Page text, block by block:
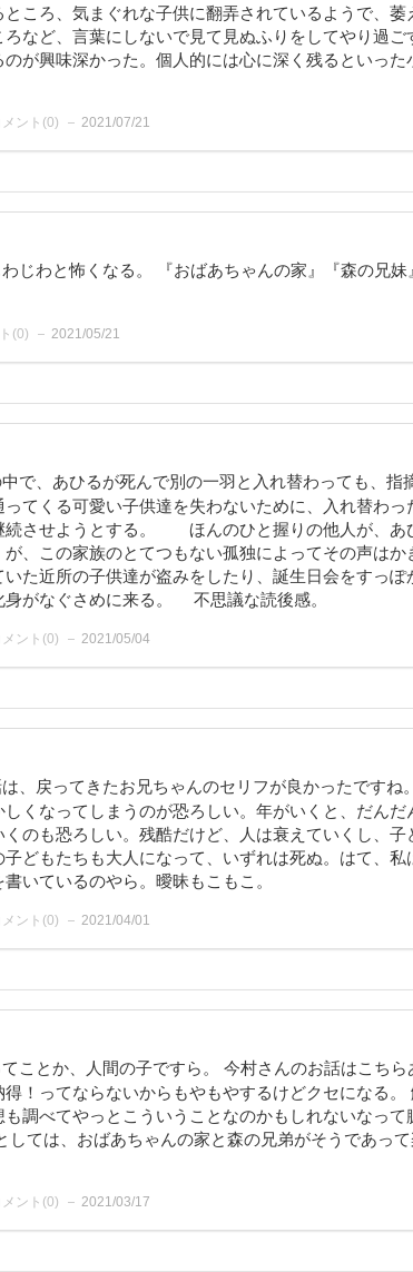
ころ、気まぐれな子供に翻弄されているようで、萎
など、言葉にしないで見て見ぬふりをしてやり過ご
が興味深かった。個人的には心に深く残るといった
メント(0) 2021/07/21
わじわと怖くなる。 『おばあちゃんの家』『森の兄
(0) 2021/05/21
で、あひるが死んで別の一羽と入れ替わっても、指
てくる可愛い子供達を失わないために、入れ替わっ
続させようとする。 ほんのひと握りの他人が、あ
、この家族のとてつもない孤独によってその声はか
た近所の子供達が盗みをしたり、誕生日会をすっぽ
身がなぐさめに来る。 不思議な読後感。
メント(0) 2021/05/04
、戻ってきたお兄ちゃんのセリフが良かったですね
くなってしまうのが恐ろしい。年がいくと、だんだ
のも恐ろしい。残酷だけど、人は衰えていくし、子
どもたちも大人になって、いずれは死ぬ。はて、私
いているのやら。曖昧もこもこ。
メント(0) 2021/04/01
ことか、人間の子ですら。 今村さんのお話はこちら
！ってならないからもやもやするけどクセになる。
調べてやっとこういうことなのかもしれないなって
しては、おばあちゃんの家と森の兄弟がそうであっ
メント(0) 2021/03/17